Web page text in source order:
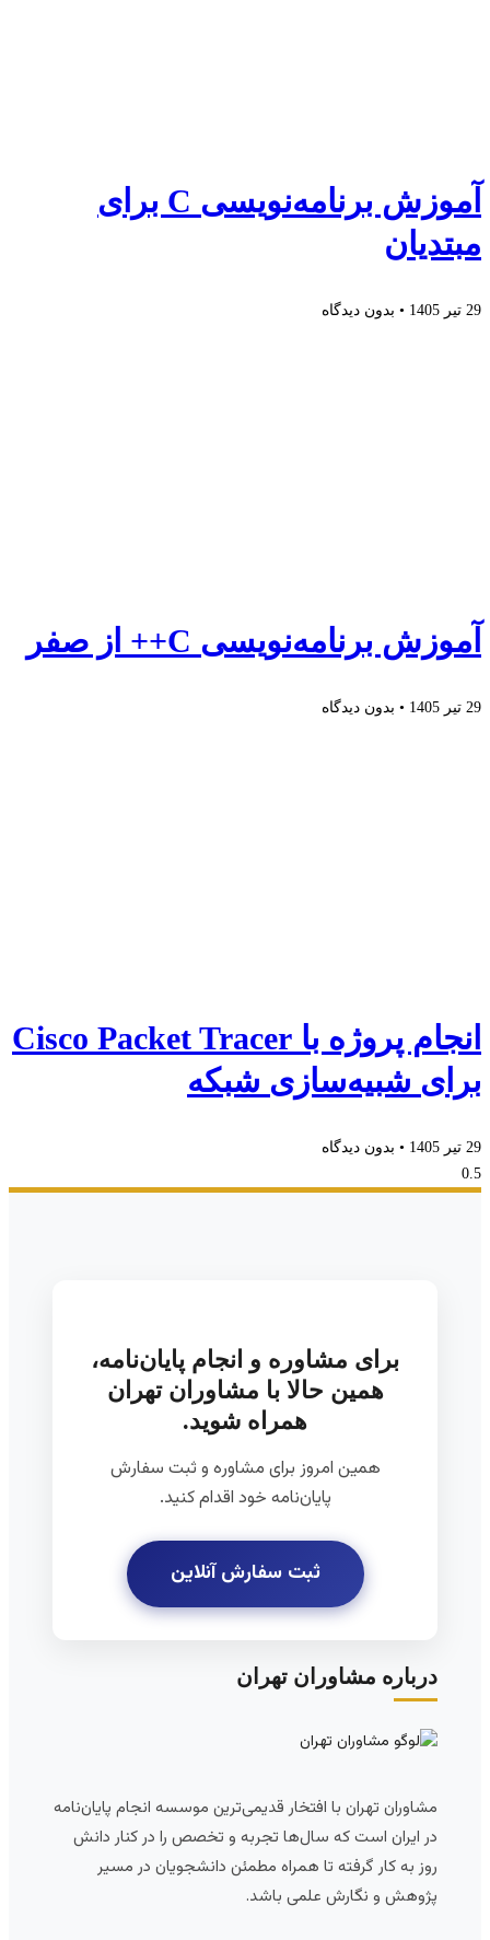
آموزش برنامه‌نویسی C برای
مبتدیان
29 تیر 1405 بدون دیدگاه
آموزش برنامه‌نویسی C++ از صفر
29 تیر 1405 بدون دیدگاه
انجام پروژه با Cisco Packet Tracer
برای شبیه‌سازی شبکه
29 تیر 1405 بدون دیدگاه
برای مشاوره و انجام پایان‌نامه،
همین حالا با مشاوران تهران
همراه شوید.
همین امروز برای مشاوره و ثبت سفارش
پایان‌نامه خود اقدام کنید.
ثبت سفارش آنلاین
درباره مشاوران تهران
مشاوران تهران با افتخار قدیمی‌ترین موسسه انجام پایان‌نامه
در ایران است که سال‌ها تجربه و تخصص را در کنار دانش
روز به کار گرفته تا همراه مطمئن دانشجویان در مسیر
پژوهش و نگارش علمی باشد.